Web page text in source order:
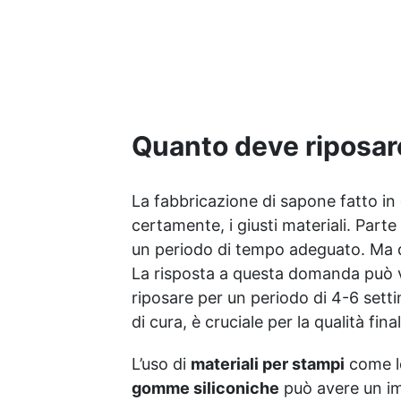
sapone idratante.
PROPILENEGLICOLO (PG):
pastiglie mediche, nella
cosmesi è considerato un
ottimo umettante, che
significa che trasporta
ingredienti a base d'acqua
garantendo idratazione e
protezione alla pelle.
dolcificante usato sia in
cucina che nella cosmetica.
Le sue proprietà umettanti
Quanto deve
La fabbricazione di sapone fatto in
certamente, i giusti materiali.
un periodo di tempo adeguato.
La risposta a questa domanda
riposare per un periodo di 4-6
di cura, è cruciale per la qualità
L’uso di materiali per stampi come
gomme siliconiche può avere un